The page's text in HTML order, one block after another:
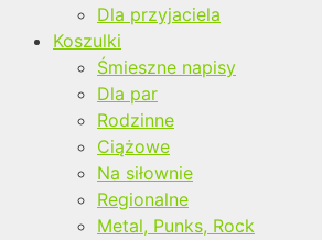
Dla przyjaciela
Koszulki
Śmieszne napisy
Dla par
Rodzinne
Ciążowe
Na siłownie
Regionalne
Metal, Punks, Rock